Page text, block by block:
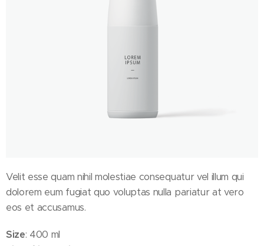
Velit esse quam nihil molestiae consequatur vel illum qui
dolorem eum fugiat quo voluptas nulla pariatur at vero
eos et accusamus.
Size: 400 ml